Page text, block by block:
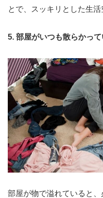
とで、スッキリとした生
5. 部屋がいつも散らかって
部屋が物で溢れていると